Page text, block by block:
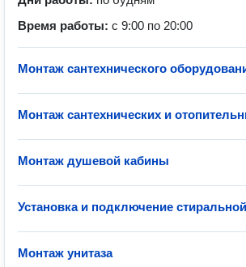
Время работы: с 9:00 по 20:00
Монтаж сантехнического
Монтаж сантехнических и
Монтаж душевой кабины
Установка и подключение
Монтаж унитаза